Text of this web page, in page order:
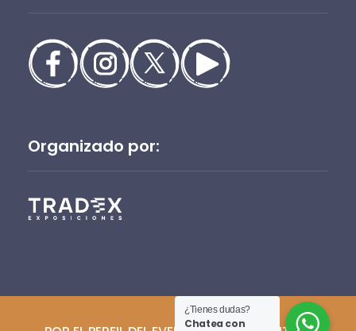
Organizado por:
¿Tienes dudas?
Chatea con